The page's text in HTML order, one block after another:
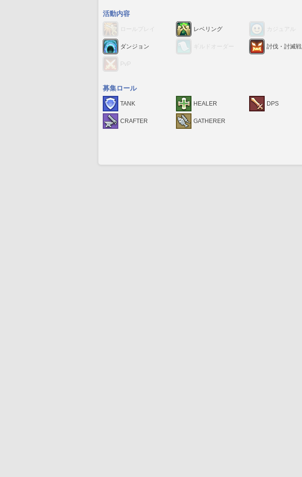
活動内容
ロールプレイ レベリング カジュアル
ダンジョン ギルドオーダー 討伐・討滅戦
PvP
募集ロール
TANK HEALER DPS
CRAFTER GATHERER